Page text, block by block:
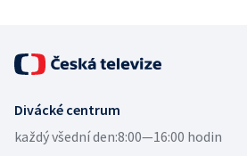
Divácké centrum
každý všední den:8:00—16:00 hodin